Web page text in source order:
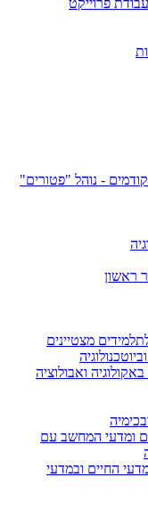
פרוייקט
- נוהל "פטורים"
ראשון
מצטיינים
ואבולוציה
ומדעי המחשב עם
החיים ובמדעי